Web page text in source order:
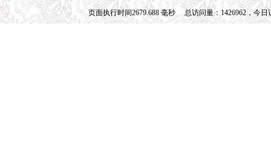
页面执行时间2679.688 毫秒 总访问量：1426962，今日